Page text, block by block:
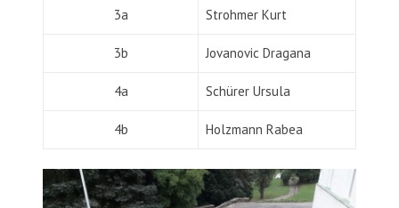
3a Strohmer Kurt
3b Jovanovic Dragana
4a Schürer Ursula
4b Holzmann Rabea